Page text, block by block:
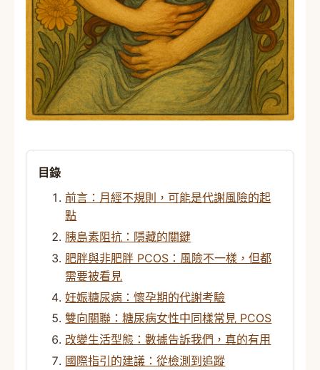
目錄
前言：月經不規則，可能是代謝風險的起
點
胰島素阻抗：隱藏的關鍵
肥胖與非肥胖 PCOS：風險不一樣，但都
需要被看見
妊娠糖尿病：懷孕期的代謝考驗
雙向關聯：糖尿病女性中同樣常見 PCOS
改變生活型態：數據告訴我們，真的有用
國際指引的建議：從檢測到追蹤